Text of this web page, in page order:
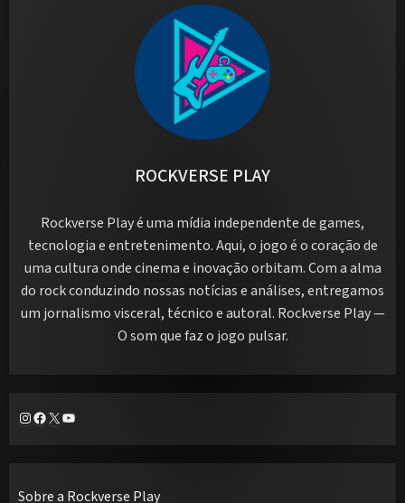
ROCKVERSE PLAY
Rockverse Play é uma mídia independente de games,
tecnologia e entretenimento. Aqui, o jogo é o coração de
uma cultura onde cinema e inovação orbitam. Com a alma
do rock conduzindo nossas notícias e análises, entregamos
um jornalismo visceral, técnico e autoral. Rockverse Play —
O som que faz o jogo pulsar.
Instagram
Facebook
X Youtube
Sobre a Rockverse Play